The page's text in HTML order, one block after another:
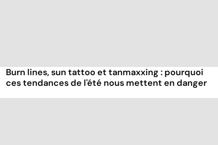
Burn lines, sun tattoo et tanmaxxing : pourquoi
ces tendances de l'été nous mettent en danger